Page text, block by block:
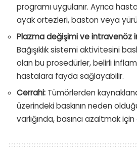
programı uygulanır. Ayrıca
ayak ortezleri, baston veya
Plazma değişimi ve intravenöz
Bağışıklık sistemi aktivitesini
olan bu prosedürler, belirli
hastalara fayda sağlayabilir.
Cerrahi: Tümörlerden
üzerindeki baskının neden
varlığında, basıncı azaltmak